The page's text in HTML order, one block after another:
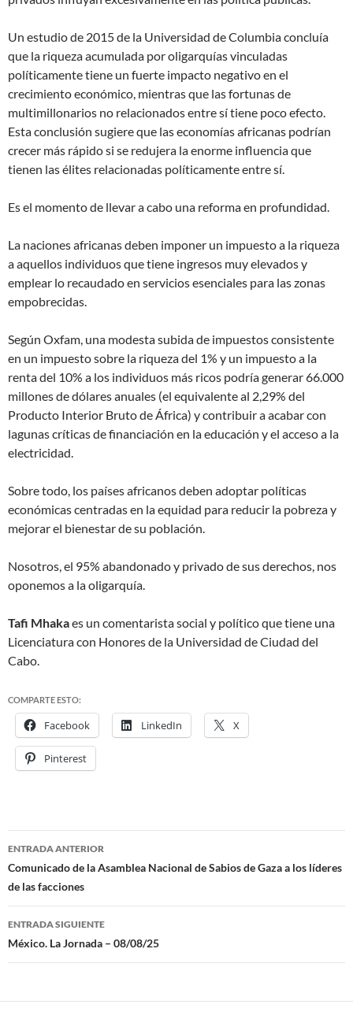
Un estudio de 2015 de la Universidad de Columbia concluía
que la riqueza acumulada por oligarquías vinculadas
políticamente tiene un fuerte impacto negativo en el
crecimiento económico, mientras que las fortunas de
multimillonarios no relacionados entre sí tiene poco efecto.
Esta conclusión sugiere que las economías africanas podrían
crecer más rápido si se redujera la enorme influencia que
tienen las élites relacionadas políticamente entre sí.
Es el momento de llevar a cabo una reforma en profundidad.
La naciones africanas deben imponer un impuesto a la riqueza
a aquellos individuos que tiene ingresos muy elevados y
emplear lo recaudado en servicios esenciales para las zonas
empobrecidas.
Según Oxfam, una modesta subida de impuestos consistente
en un impuesto sobre la riqueza del 1% y un impuesto a la
renta del 10% a los individuos más ricos podría generar 66.000
millones de dólares anuales (el equivalente al 2,29% del
Producto Interior Bruto de África) y contribuir a acabar con
lagunas críticas de financiación en la educación y el acceso a la
electricidad.
Sobre todo, los países africanos deben adoptar políticas
económicas centradas en la equidad para reducir la pobreza y
mejorar el bienestar de su población.
Nosotros, el 95% abandonado y privado de sus derechos, nos
oponemos a la oligarquía.
Tafi Mhakaes un comentarista social y político que tiene una
Licenciatura con Honores de la Universidad de Ciudad del
Cabo.
COMPARTE ESTO:
Facebook LinkedIn X
Pinterest
Navegación
de
entradas
ENTRADA ANTERIOR
Comunicado de la Asamblea Nacional de Sabios de Gaza a los líderes
de las facciones
ENTRADA SIGUIENTE
México. La Jornada – 08/08/25